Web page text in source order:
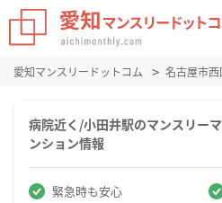
愛知マンスリードットコム 名古屋市西
病院近く/小田井駅のマンスリー
ンション情報
緊急時も安心